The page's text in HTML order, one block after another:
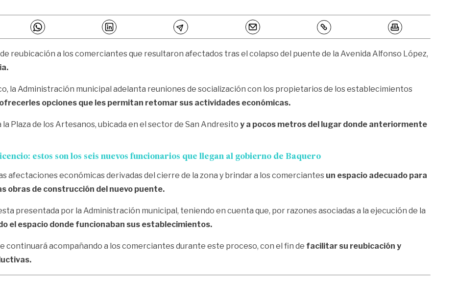
reubicación a los comerciantes que resultaron afectados tras el colapso del puente de la Avenida Alfonso López,
la Administración municipal adelanta reuniones de socialización con los propietarios de los establecimientos
opciones que les permitan retomar sus actividades económicas.
Plaza de los Artesanos, ubicada en el sector de San Andresito y a pocos metros del lugar donde anteriormente
estos son los seis nuevos funcionarios que llegan al gobierno de Baquero
afectaciones económicas derivadas del cierre de la zona y brindar a los comerciantes un espacio adecuado para
obras de construcción del nuevo puente.
presentada por la Administración municipal, teniendo en cuenta que, por razones asociadas a la ejecución de la
el espacio donde funcionaban sus establecimientos.
continuará acompañando a los comerciantes durante este proceso, con el fin de facilitar su reubicación y